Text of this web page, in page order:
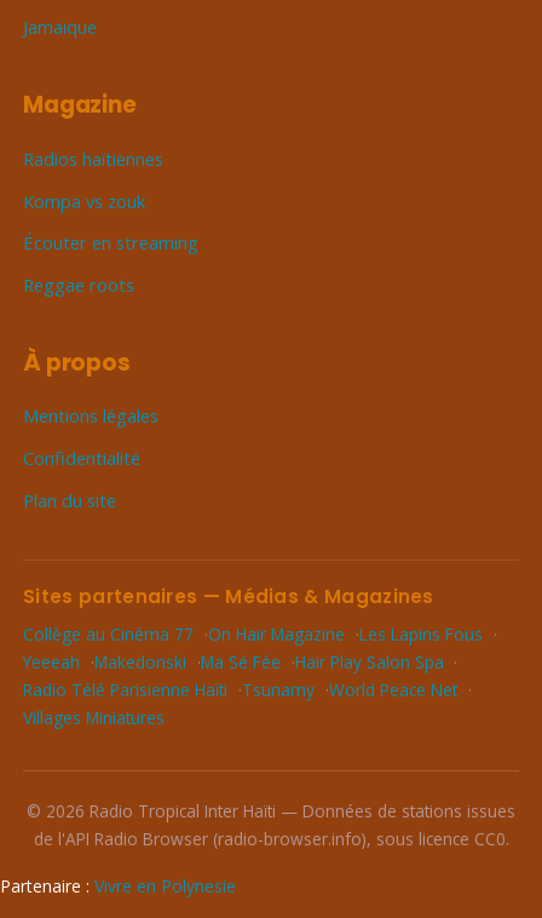
Jamaïque
Magazine
Radios haïtiennes
Kompa vs zouk
Écouter en streaming
Reggae roots
À propos
Mentions légales
Confidentialité
Plan du site
Sites partenaires — Médias & Magazines
Collège au Cinéma 77 On Hair Magazine
Les Lapins Fous
Yeeeah
Makedonski Ma Sé Fée
Hair Play Salon Spa
Radio Télé Parisienne Haïti
Tsunamy
World Peace Net
Villages Miniatures
© 2026 Radio Tropical Inter Haïti — Données de stations issues
de l'API Radio Browser (radio-browser.info), sous licence CC0.
Partenaire : Vivre en Polynesie